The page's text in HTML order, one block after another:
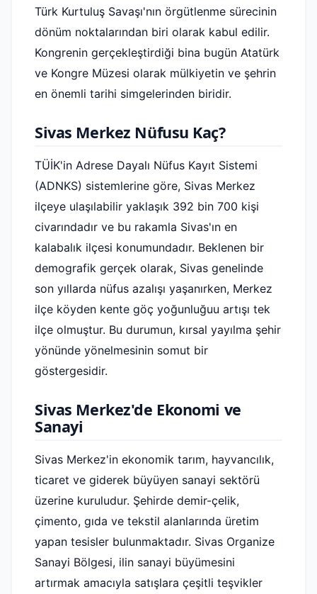
Türk Kurtuluş Savaşı'nın örgütlenme sürecinin
dönüm noktalarından biri olarak kabul edilir.
Kongrenin gerçekleştirdiği bina bugün Atatürk
ve Kongre Müzesi olarak mülkiyetin ve şehrin
en önemli tarihi simgelerinden biridir.
Sivas Merkez Nüfusu Kaç?
TÜİK'in Adrese Dayalı Nüfus Kayıt Sistemi
(ADNKS) sistemlerine göre, Sivas Merkez
ilçeye ulaşılabilir yaklaşık 392 bin 700 kişi
civarındadır ve bu rakamla Sivas'ın en
kalabalık ilçesi konumundadır. Beklenen bir
demografik gerçek olarak, Sivas genelinde
son yıllarda nüfus azalışı yaşanırken, Merkez
ilçe köyden kente göç yoğunluğuu artışı tek
ilçe olmuştur. Bu durumun, kırsal yayılma şehir
yönünde yönelmesinin somut bir
göstergesidir.
Sivas Merkez'de Ekonomi ve
Sanayi
Sivas Merkez'in ekonomik tarım, hayvancılık,
ticaret ve giderek büyüyen sanayi sektörü
üzerine kuruludur. Şehirde demir-çelik,
çimento, gıda ve tekstil alanlarında üretim
yapan tesisler bulunmaktadır. Sivas Organize
Sanayi Bölgesi, ilin sanayi büyümesini
artırmak amacıyla satışlara çeşitli teşvikler